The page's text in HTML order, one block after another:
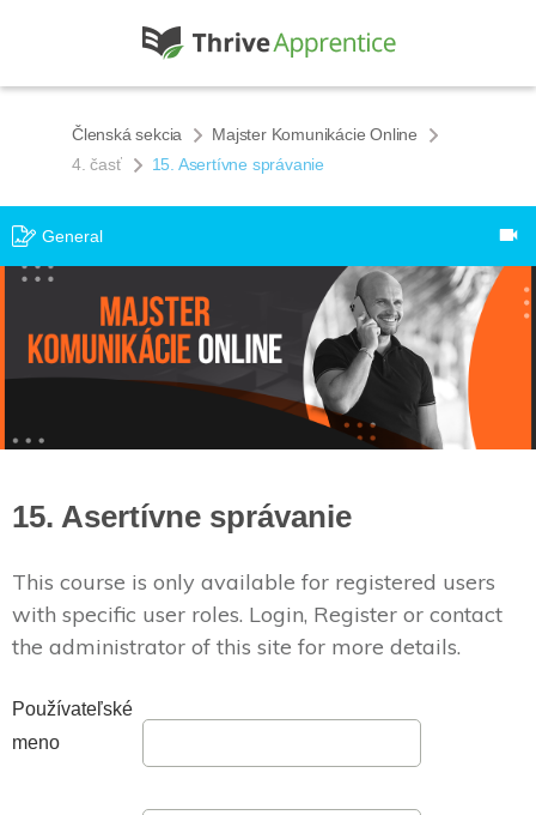
Členská sekcia
Majster Komunikácie Online
4. časť
15. Asertívne správanie
General
15. Asertívne správanie
This course is only available for registered users
with specific user roles. Login, Register or contact
the administrator of this site for more details.
Používateľské
meno